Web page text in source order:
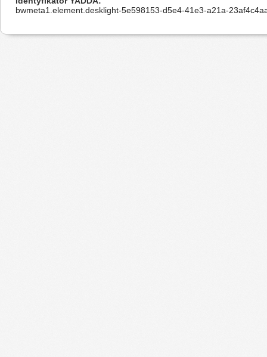
bwmeta1.element.desklight-5e598153-d5e4-41e3-a21a-